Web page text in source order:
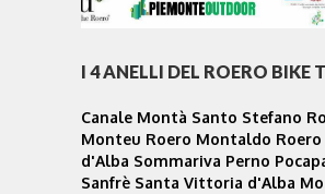
I 4 ANELLI DEL ROERO BIKE
Canale Montà Santo Stefano
Monteu Roero Montaldo Roero
d'Alba Sommariva Perno
Sanfrè Santa Vittoria d'Alba